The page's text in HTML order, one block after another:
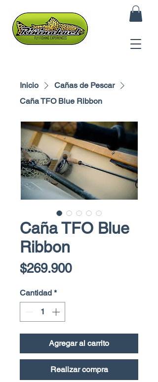
Inicio
Cañas de Pescar
Caña TFO Blue Ribbon
Caña TFO Blue
Ribbon
$269.900Precio
Cantidad *
Agregar al carrito
Realizar compra